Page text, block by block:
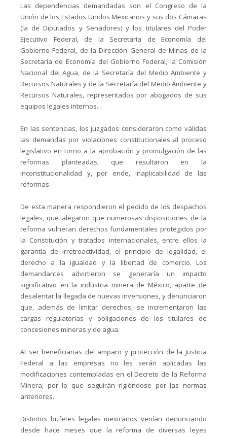
Las dependencias demandadas son el Congreso de la
Unión de los Estados Unidos Mexicanos y sus dos Cámaras
(la de Diputados y Senadores) y los titulares del Poder
Ejecutivo Federal, de la Secretaría de Economía del
Gobierno Federal, de la Dirección General de Minas de la
Secretaría de Economía del Gobierno Federal, la Comisión
Nacional del Agua, de la Secretaría del Medio Ambiente y
Recursos Naturales y de la Secretaría del Medio Ambiente y
Recursos Naturales, representados por abogados de sus
equipos legales internos.
En las sentencias, los juzgados consideraron como válidas
las demandas por violaciones constitucionales al proceso
legislativo en torno a la aprobación y promulgación de las
reformas planteadas, que resultaron en la
inconstitucionalidad y, por ende, inaplicabilidad de las
reformas.
De esta manera respondieron el pedido de los despachos
legales, que alegaron que numerosas disposiciones de la
reforma vulneran derechos fundamentales protegidos por
la Constitución y tratados internacionales, entre ellos la
garantía de irretroactividad, el principio de legalidad, el
derecho a la igualdad y la libertad de comercio. Los
demandantes advirtieron se generaría un impacto
significativo en la industria minera de México, aparte de
desalentar la llegada de nuevas inversiones, y denunciaron
que, además de limitar derechos, se incrementaron las
cargas regulatorias y obligaciones de los titulares de
concesiones mineras y de agua.
Al ser beneficiarias del amparo y protección de la Justicia
Federal a las empresas no les serán aplicadas las
modificaciones contempladas en el Decreto de la Reforma
Minera, por lo que seguirán rigiéndose por las normas
anteriores.
Distintos bufetes legales mexicanos venían denunciando
desde hace meses que la reforma de diversas leyes